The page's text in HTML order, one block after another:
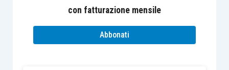
con fatturazione mensile
Abbonati